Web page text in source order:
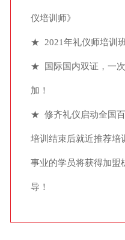
仪培训师》
★ 2021年礼仪师培训
★ 国际国内双证，一
加！
★ 修齐礼仪启动全国
培训结束后就近推荐培
事业的学员将获得加盟
导！